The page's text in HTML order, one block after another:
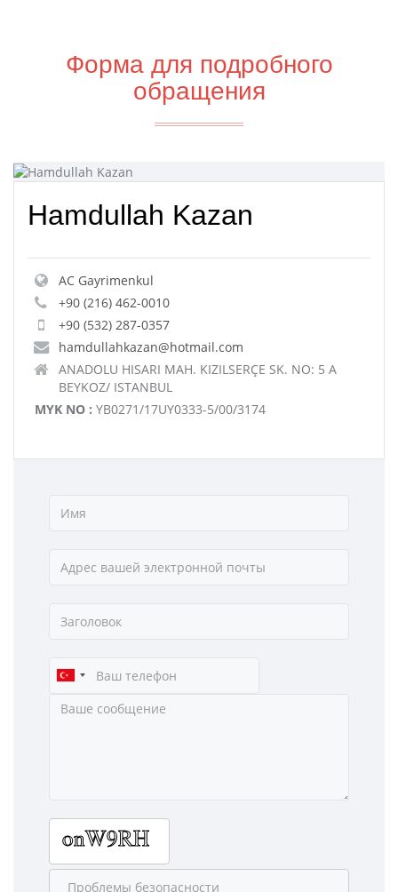
Форма для подробного
обращения
Hamdullah Kazan
AC Gayrimenkul
+90 (216) 462-0010
+90 (532) 287-0357
hamdullahkazan@hotmail.com
ANADOLU HISARI MAH. KIZILSERÇE SK. NO: 5 A
BEYKOZ/ ISTANBUL
MYK NO : YB0271/17UY0333-5/00/3174